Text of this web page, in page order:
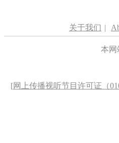
关于我们 |
本网
[网上传播视听节目许可证（